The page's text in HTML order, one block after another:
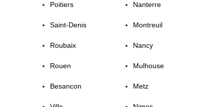
Poitiers Nanterre
Saint-Denis Montreuil
Roubaix Nancy
Rouen Mulhouse
Besancon Metz